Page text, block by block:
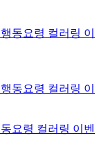
동요령 컬러링 이
요령 컬러링 이벤